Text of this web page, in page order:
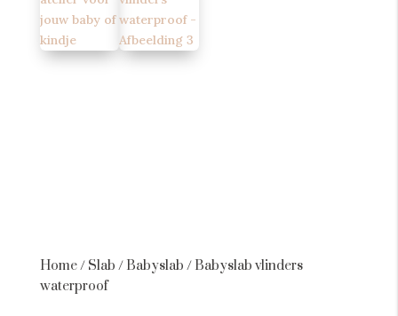
Home/ Slab / Babyslab / Babyslab vlinders
waterproof